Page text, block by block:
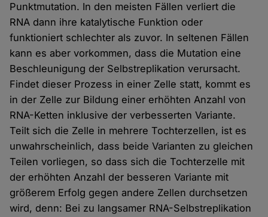
Punktmutation. In den meisten Fällen verliert die
RNA dann ihre katalytische Funktion oder
funktioniert schlechter als zuvor. In seltenen Fällen
kann es aber vorkommen, dass die Mutation eine
Beschleunigung der Selbstreplikation verursacht.
Findet dieser Prozess in einer Zelle statt, kommt es
in der Zelle zur Bildung einer erhöhten Anzahl von
RNA-Ketten inklusive der verbesserten Variante.
Teilt sich die Zelle in mehrere Tochterzellen, ist es
unwahrscheinlich, dass beide Varianten zu gleichen
Teilen vorliegen, so dass sich die Tochterzelle mit
der erhöhten Anzahl der besseren Variante mit
größerem Erfolg gegen andere Zellen durchsetzen
wird, denn: Bei zu langsamer RNA-Selbstreplikation